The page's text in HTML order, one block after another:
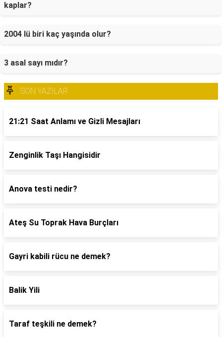
kaplar?
2004 lü biri kaç yaşında olur?
3 asal sayı mıdır?
SON YAZILAR
21:21 Saat Anlamı ve Gizli Mesajları
Zenginlik Taşı Hangisidir
Anova testi nedir?
Ateş Su Toprak Hava Burçları
Gayri kabili rücu ne demek?
Balik Yili
Taraf teşkili ne demek?